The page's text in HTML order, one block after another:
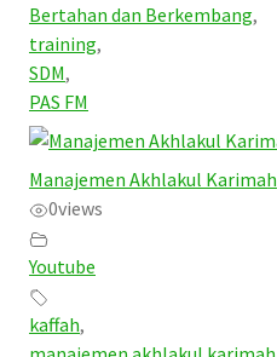
Bertahan dan Berkembang,
training,
SDM,
PAS FM
Manajemen Akhlakul Karimah
0views
Youtube
kaffah,